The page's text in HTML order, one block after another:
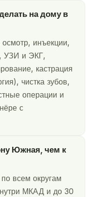
на дому в
инъекции,
УЗИ и ЭКГ,
кастрация
чистка зубов,
операции и
с
Южная, чем к
всем округам
МКАД и до 30